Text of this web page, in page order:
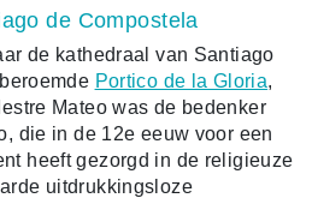
de Compostela
de kathedraal van Santiago
Portico de la Gloria,
Mateo was de bedenker
die in de 12e eeuw voor een
heeft gezorgd in de religieuze
uitdrukkingsloze